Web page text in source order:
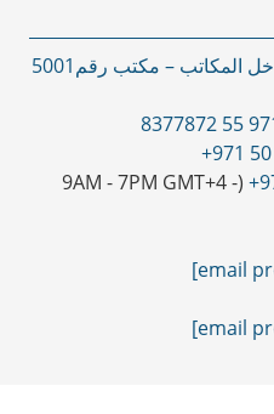
بناية فندق ايبيس – مدخل المكاتب – مكتب رقم5001
(9AM - 7PM GMT+4 -